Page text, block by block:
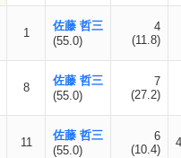
1
佐藤 哲三
(55.0)
4
(11.8)
8
佐藤 哲三
(55.0)
7
(27.2)
11
佐藤 哲三
(55.0)
6
(10.4)